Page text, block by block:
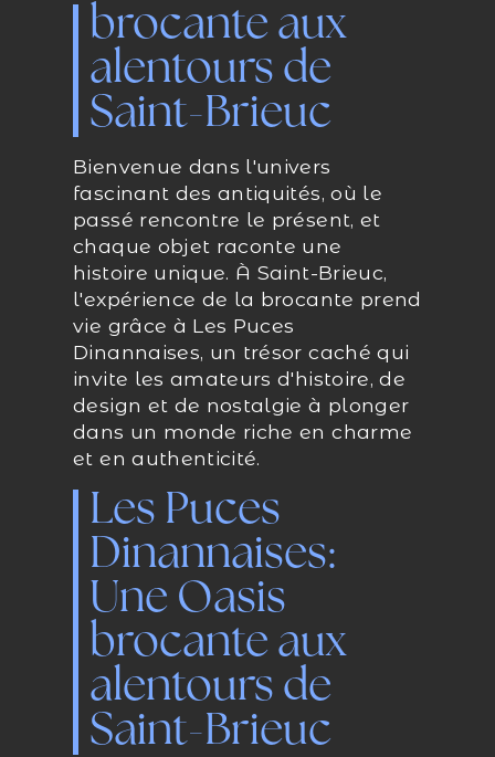
brocante aux
alentours de
Saint-Brieuc
Bienvenue dans l'univers
fascinant des antiquités, où le
passé rencontre le présent, et
chaque objet raconte une
histoire unique. À Saint-Brieuc,
l'expérience de la brocante prend
vie grâce à Les Puces
Dinannaises, un trésor caché qui
invite les amateurs d'histoire, de
design et de nostalgie à plonger
dans un monde riche en charme
et en authenticité.
Les Puces
Dinannaises:
Une Oasis
brocante aux
alentours de
Saint-Brieuc